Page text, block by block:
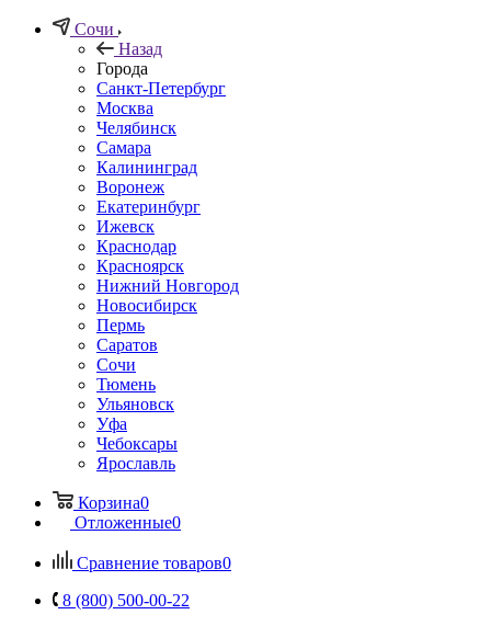
Сочи
Назад
Города
Санкт-Петербург
Москва
Челябинск
Самара
Калининград
Воронеж
Екатеринбург
Ижевск
Краснодар
Красноярск
Нижний Новгород
Новосибирск
Пермь
Саратов
Сочи
Тюмень
Ульяновск
Уфа
Чебоксары
Ярославль
Корзина0
Отложенные0
Сравнение товаров0
8 (800) 500-00-22